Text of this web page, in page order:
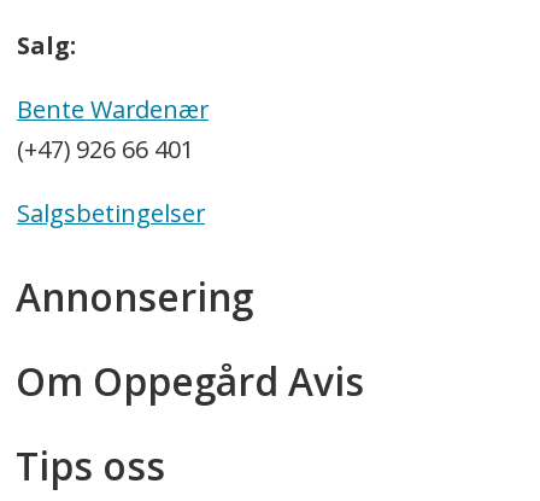
Salg:
Bente Wardenær
(+47) 926 66 401
Salgsbetingelser
Annonsering
Om Oppegård Avis
Tips oss